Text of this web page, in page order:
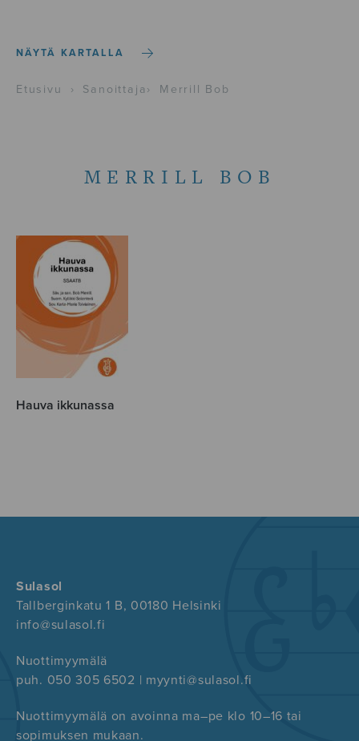
NÄYTÄ KARTALLA
Etusivu › Sanoittaja › Merrill Bob
MERRILL BOB
Hauva ikkunassa
Sulasol
Tallberginkatu 1 B, 00180 Helsinki
info@sulasol.fi
Nuottimyymälä
puh. 050 305 6502 | myynti@sulasol.fi
Nuottimyymälä on avoinna ma–pe klo 10–16 tai
sopimuksen mukaan.